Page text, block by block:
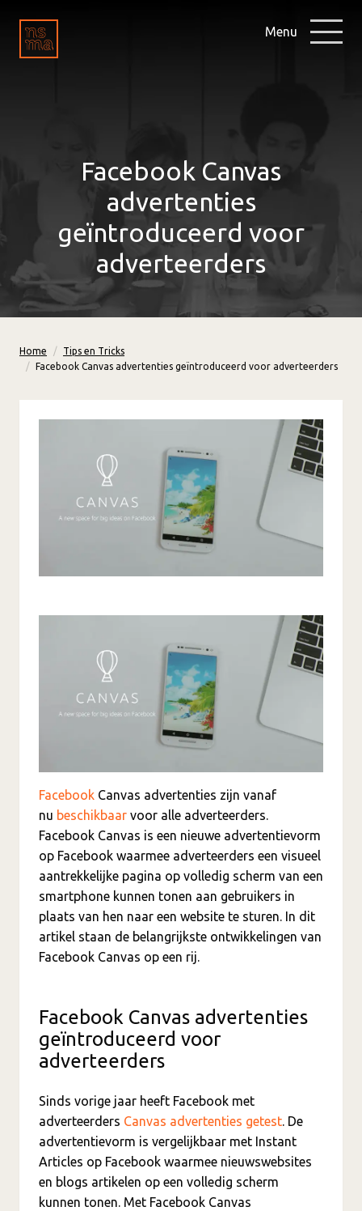
Menu
Facebook Canvas
advertenties
geïntroduceerd voor
adverteerders
Home
Tips en Tricks
Facebook Canvas advertenties geïntroduceerd voor adverteerders
Facebook Canvas advertenties zijn vanaf
nu beschikbaar voor alle adverteerders.
Facebook Canvas is een nieuwe advertentievorm
op Facebook waarmee adverteerders een visueel
aantrekkelijke pagina op volledig scherm van een
smartphone kunnen tonen aan gebruikers in
plaats van hen naar een website te sturen. In dit
artikel staan de belangrijkste ontwikkelingen van
Facebook Canvas op een rij.
Facebook Canvas advertenties
geïntroduceerd voor
adverteerders
Sinds vorige jaar heeft Facebook met
adverteerders Canvas advertenties getest. De
advertentievorm is vergelijkbaar met Instant
Articles op Facebook waarmee nieuwswebsites
en blogs artikelen op een volledig scherm
kunnen tonen. Met Facebook Canvas